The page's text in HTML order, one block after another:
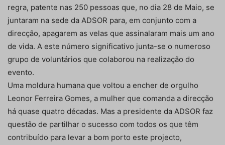
regra, patente nas 250 pessoas que, no dia 28 de Maio, se
juntaram na sede da ADSOR para, em conjunto com a
direcção, apagarem as velas que assinalaram mais um ano
de vida. A este número significativo junta-se o numeroso
grupo de voluntários que colaborou na realização do
evento.
Uma moldura humana que voltou a encher de orgulho
Leonor Ferreira Gomes, a mulher que comanda a direcção
há quase quatro décadas. Mas a presidente da ADSOR faz
questão de partilhar o sucesso com todos os que têm
contribuído para levar a bom porto este projecto,